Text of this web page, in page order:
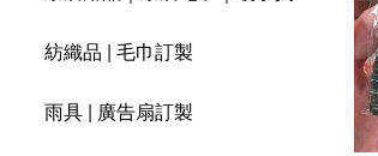
紡織品 | 毛巾訂製
雨具 | 廣告扇訂製